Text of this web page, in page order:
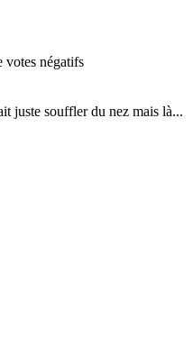
votes négatifs
juste souffler du nez mais là...